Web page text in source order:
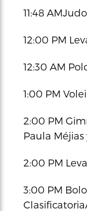
11:48
12:00 PM
12:30 AM
1:00 PM
2:00 PM
Paula
2:00 PM
3:00 PM